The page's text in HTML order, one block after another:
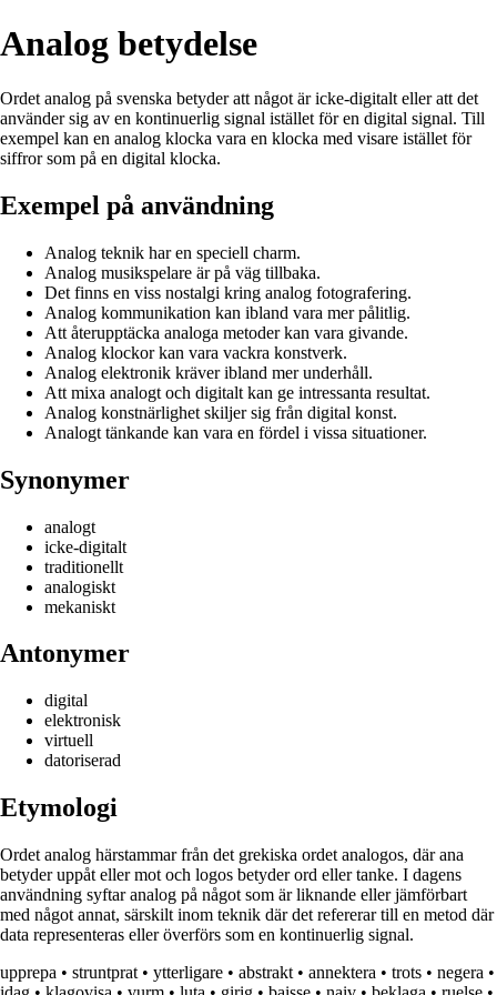
Analog betydelse
Ordet analog på svenska betyder att något är icke-digitalt eller att det
använder sig av en kontinuerlig signal istället för en digital signal. Till
exempel kan en analog klocka vara en klocka med visare istället för
siffror som på en digital klocka.
Exempel på användning
Analog teknik har en speciell charm.
Analog musikspelare är på väg tillbaka.
Det finns en viss nostalgi kring analog fotografering.
Analog kommunikation kan ibland vara mer pålitlig.
Att återupptäcka analoga metoder kan vara givande.
Analog klockor kan vara vackra konstverk.
Analog elektronik kräver ibland mer underhåll.
Att mixa analogt och digitalt kan ge intressanta resultat.
Analog konstnärlighet skiljer sig från digital konst.
Analogt tänkande kan vara en fördel i vissa situationer.
Synonymer
analogt
icke-digitalt
traditionellt
analogiskt
mekaniskt
Antonymer
digital
elektronisk
virtuell
datoriserad
Etymologi
Ordet analog härstammar från det grekiska ordet analogos, där ana
betyder uppåt eller mot och logos betyder ord eller tanke. I dagens
användning syftar analog på något som är liknande eller jämförbart
med något annat, särskilt inom teknik där det refererar till en metod där
data representeras eller överförs som en kontinuerlig signal.
upprepa • struntprat • ytterligare • abstrakt • annektera • trots • negera •